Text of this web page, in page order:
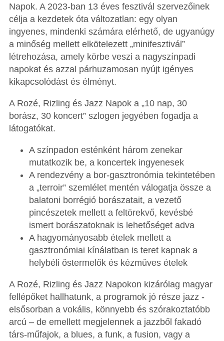
Napok. A 2023-ban 13 éves fesztivál szervezőinek
célja a kezdetek óta változatlan: egy olyan
ingyenes, mindenki számára elérhető, de ugyanúgy
a minőség mellett elkötelezett „minifesztivál”
létrehozása, amely körbe veszi a nagyszínpadi
napokat és azzal párhuzamosan nyújt igényes
kikapcsolódást és élményt.
A Rozé, Rizling és Jazz Napok a „10 nap, 30
borász, 30 koncert” szlogen jegyében fogadja a
látogatókat.
A színpadon esténként három zenekar
mutatkozik be, a koncertek ingyenesek
A rendezvény a bor-gasztronómia tekintetében
a „terroir” szemlélet mentén válogatja össze a
balatoni borrégió borászatait, a vezető
pincészetek mellett a feltörekvő, kevésbé
ismert borászatoknak is lehetőséget adva
A hagyományosabb ételek mellett a
gasztronómiai kínálatban is teret kapnak a
helybéli őstermelők és kézműves ételek
A Rozé, Rizling és Jazz Napokon kizárólag magyar
fellépőket hallhatunk, a programok jó része jazz -
elsősorban a vokális, könnyebb és szórakoztatóbb
arcú – de emellett megjelennek a jazzből fakadó
társ-műfajok, a blues, a funk, a fusion, vagy a